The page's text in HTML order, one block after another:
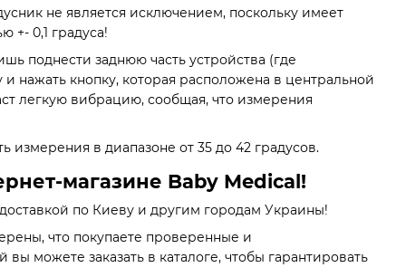
не является исключением, поскольку имеет
+- 0,1 градуса!
поднести заднюю часть устройства (где
нажать кнопку, которая расположена в центральной
легкую вибрацию, сообщая, что измерения
в диапазоне от 35 до 42 градусов.
магазине Baby Medical!
по Киеву и другим городам Украины!
что покупаете проверенные и
можете заказать в каталоге, чтобы гарантировать